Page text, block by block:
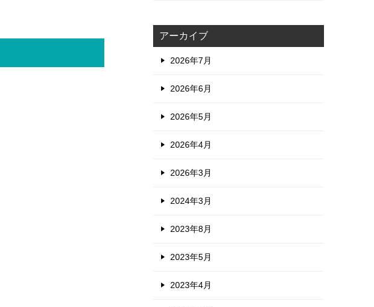
アーカイブ
2026年7月
2026年6月
2026年5月
2026年4月
2026年3月
2024年3月
2023年8月
2023年5月
2023年4月